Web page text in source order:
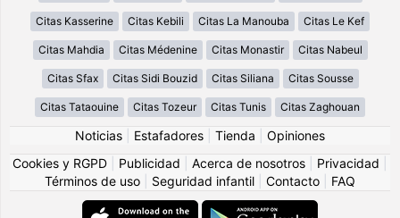
Citas Kasserine Citas Kebili Citas La Manouba Citas Le Kef
Citas Mahdia Citas Médenine Citas Monastir Citas Nabeul
Citas Sfax Citas Sidi Bouzid Citas Siliana Citas Sousse
Citas Tataouine Citas Tozeur Citas Tunis Citas Zaghouan
Noticias Estafadores Tienda
Opiniones
Cookies y RGPD
Publicidad Acerca de nosotros Privacidad
Términos de uso
Seguridad infantil Contacto FAQ